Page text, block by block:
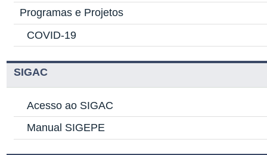
Programas e Projetos
COVID-19
SIGAC
Acesso ao SIGAC
Manual SIGEPE